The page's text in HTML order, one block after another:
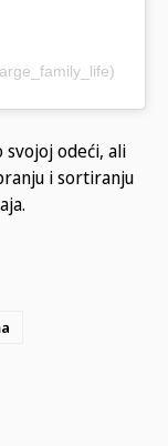
svojoj odeći, ali
i sortiranju